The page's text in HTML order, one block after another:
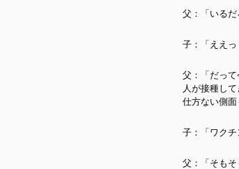
父：「いるだ
子：「ええ
父：「だっ
人が接種し
仕方ない側面
子：「ワクチ
父：「そも